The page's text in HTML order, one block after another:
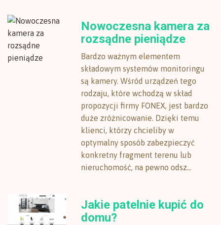
Nowoczesna kamera za
rozsądne pieniądze
Bardzo ważnym elementem
składowym systemów monitoringu
są kamery. Wśród urządzeń tego
rodzaju, które wchodzą w skład
propozycji firmy FONEX, jest bardzo
duże zróżnicowanie. Dzięki temu
klienci, którzy chcieliby w
optymalny sposób zabezpieczyć
konkretny fragment terenu lub
nieruchomość, na pewno odsz...
Jakie patelnie kupić do
domu?